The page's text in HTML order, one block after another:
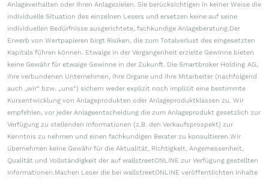
Anlageverhalten oder ihren Anlagezielen. Sie berücksichtigen in keiner Weise die
individuelle Situation des einzelnen Lesers und ersetzen keine auf seine
individuellen Bedürfnisse ausgerichtete, fachkundige Anlageberatung.Der
Erwerb von Wertpapieren birgt Risiken, die zum Totalverlust des eingesetzten
Kapitals führen können. Etwaige in der Vergangenheit erzielte Gewinne bieten
keine Gewähr für etwaige Gewinne in der Zukunft. Die Smartbroker Holding AG,
ihre verbundenen Unternehmen, ihre Organe und ihre Mitarbeiter (nachfolgend
auch „wir“ bzw. „uns“) sichern weder explizit noch implizit eine bestimmte
Kursentwicklung von Anlageprodukten oder Anlageproduktklassen zu. Wir
empfehlen, vor jeder Anlageentscheidung die zum Anlageprodukt gesetzlich zur
Verfügung zu stellenden Informationen (z.B. den Verkaufsprospekt) zur
Kenntnis zu nehmen und einen fachkundigen Berater zu konsultieren.Wir
übernehmen keine Gewähr für die Aktualität, Richtigkeit, Angemessenheit,
Qualität und Vollständigkeit der auf wallstreetONLINE zur Verfügung gestellten
Informationen.Machen Leser die bei wallstreetONLINE veröffentlichten Inhalte